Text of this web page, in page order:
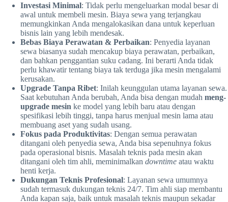
Investasi Minimal: Tidak perlu mengeluarkan modal besar di
awal untuk membeli mesin. Biaya sewa yang terjangkau
memungkinkan Anda mengalokasikan dana untuk keperluan
bisnis lain yang lebih mendesak.
Bebas Biaya Perawatan & Perbaikan: Penyedia layanan
sewa biasanya sudah mencakup biaya perawatan, perbaikan,
dan bahkan penggantian suku cadang. Ini berarti Anda tidak
perlu khawatir tentang biaya tak terduga jika mesin mengalami
kerusakan.
Upgrade Tanpa Ribet: Inilah keunggulan utama layanan sewa.
Saat kebutuhan Anda berubah, Anda bisa dengan mudah meng-
upgrade mesin ke model yang lebih baru atau dengan
spesifikasi lebih tinggi, tanpa harus menjual mesin lama atau
membuang aset yang sudah usang.
Fokus pada Produktivitas: Dengan semua perawatan
ditangani oleh penyedia sewa, Anda bisa sepenuhnya fokus
pada operasional bisnis. Masalah teknis pada mesin akan
ditangani oleh tim ahli, meminimalkan downtime atau waktu
henti kerja.
Dukungan Teknis Profesional: Layanan sewa umumnya
sudah termasuk dukungan teknis 24/7. Tim ahli siap membantu
Anda kapan saja, baik untuk masalah teknis maupun sekadar